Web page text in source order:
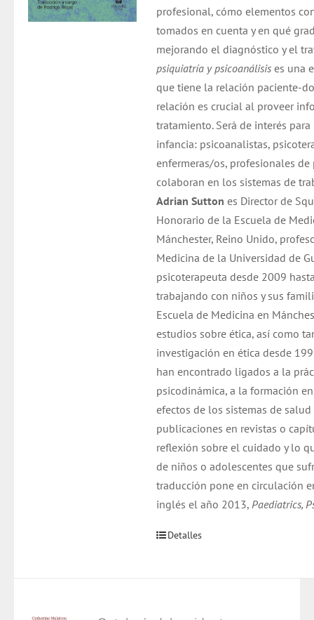
profesional, cómo elementos
tomados en cuenta y en qué
mejorando el diagnóstico y el
psiquiatría y psicoanálisis es una
que tiene la relación paciente-
relación es crucial al proveer
tratamiento. Será de interés
infancia: psicoanalistas,
enfermeras/os, profesionales
colaboran en los sistemas de
Adrian Sutton es Director de
Honorario de la Escuela de
Mánchester, Reino Unido,
Medicina de la Universidad de
psicoterapeuta desde 2009
trabajando con niños y sus
Escuela de Medicina en
estudios sobre ética, así como
investigación en ética desde
han encontrado ligados a la
psicodinámica, a la formación
efectos de los sistemas de
publicaciones en revistas o
reflexión sobre el cuidado y lo
de niños o adolescentes que
traducción pone en circulación
inglés el año 2013, Paediatrics,
Detalles